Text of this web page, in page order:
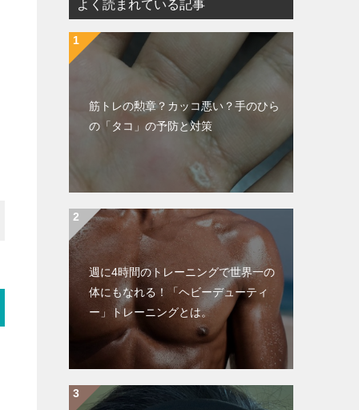
よく読まれている記事
筋トレの勲章？カッコ悪い？手のひら
の「タコ」の予防と対策
週に4時間のトレーニングで世界一の
体にもなれる！「ヘビーデューティ
ー」トレーニングとは。